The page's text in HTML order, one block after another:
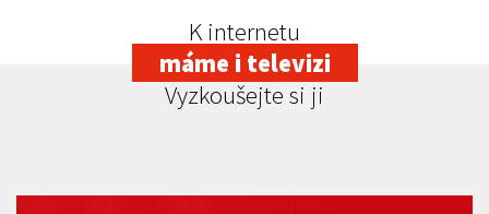
K internetu
máme i televizi
Vyzkoušejte si ji